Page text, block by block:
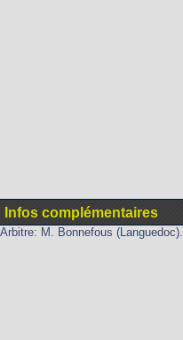
Infos complémentaires
Arbitre: M. Bonnefous (Languedoc).